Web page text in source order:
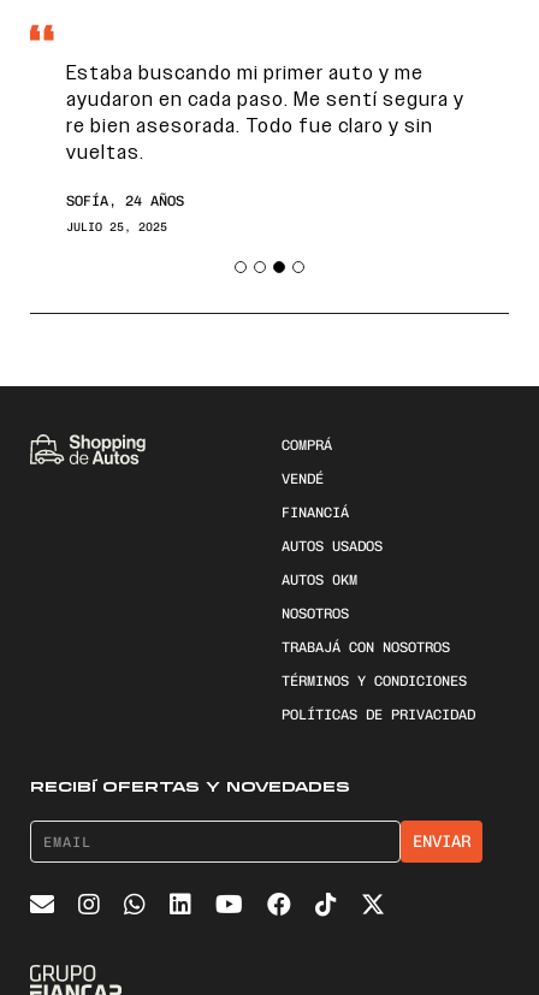
Estaba buscando mi primer auto y me
ayudaron en cada paso. Me sentí segura y
re bien asesorada. Todo fue claro y sin
vueltas.
SOFÍA, 24 AÑOS
JULIO 25, 2025
COMPRÁ
VENDÉ
FINANCIÁ
AUTOS USADOS
AUTOS 0KM
NOSOTROS
TRABAJÁ CON NOSOTROS
TÉRMINOS Y CONDICIONES
POLÍTICAS DE PRIVACIDAD
RECIBÍ OFERTAS Y NOVEDADES